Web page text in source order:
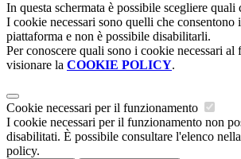
In questa schermata è possibile scegliere quali
I cookie necessari sono quelli che consentono
piattaforma e non è possibile disabilitarli.
Per conoscere quali sono i cookie necessari al
visionare la COOKIE POLICY.
Cookie necessari per il funzionamento
I cookie necessari per il funzionamento non
disabilitati. È possibile consultare l'elenco
policy.